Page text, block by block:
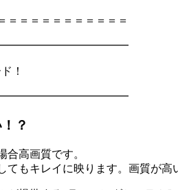
＝＝＝＝＝＝＝＝＝＝＝
！
？
合高画質です。
もキレイに映ります。画質が